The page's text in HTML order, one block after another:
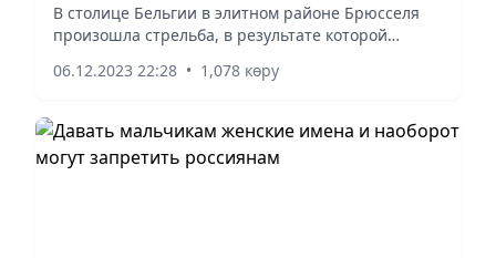
В столице Бельгии в элитном районе Брюсселя
произошла стрельба, в результате которой
одного из них находится в опасности, передает
06.12.2023 22:28 • 1,078 көру